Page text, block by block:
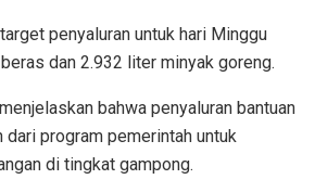
penyaluran untuk hari Minggu
dan 2.932 liter minyak goreng.
bahwa penyaluran bantuan
dari program pemerintah untuk
di tingkat gampong.